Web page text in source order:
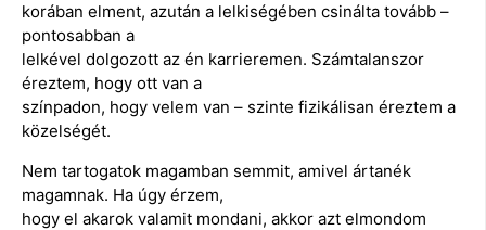
korában elment, azután a lelkiségében csinálta tovább –
pontosabban a
lelkével dolgozott az én karrieremen. Számtalanszor
éreztem, hogy ott van a
színpadon, hogy velem van – szinte fizikálisan éreztem a
közelségét.
Nem tartogatok magamban semmit, amivel ártanék
magamnak. Ha úgy érzem,
hogy el akarok valamit mondani, akkor azt elmondom